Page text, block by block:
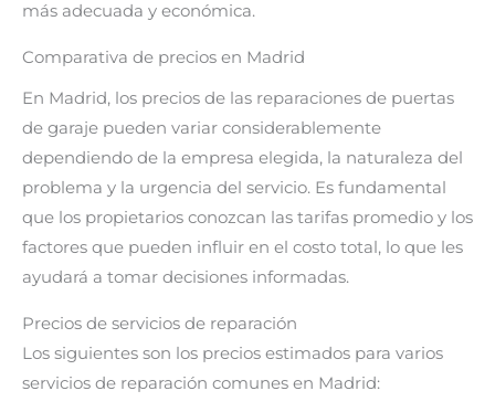
más adecuada y económica.
Comparativa de precios en Madrid
En Madrid, los precios de las reparaciones de puertas
de garaje pueden variar considerablemente
dependiendo de la empresa elegida, la naturaleza del
problema y la urgencia del servicio. Es fundamental
que los propietarios conozcan las tarifas promedio y los
factores que pueden influir en el costo total, lo que les
ayudará a tomar decisiones informadas.
Precios de servicios de reparación
Los siguientes son los precios estimados para varios
servicios de reparación comunes en Madrid: